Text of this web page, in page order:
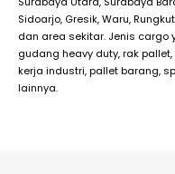
Sidoarjo, Gresik, Waru,
dan area sekitar. Jenis
gudang heavy duty, rak
kerja industri, pallet barang,
lainnya.